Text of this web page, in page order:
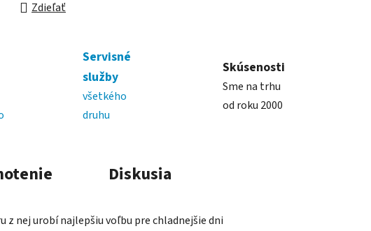
Zdieľať
Servisné
služby
všetkého
druhu
Skúsenosti
Sme na trhu
od roku 2000
Diskusia
z nej urobí najlepšiu voľbu pre chladnejšie dni